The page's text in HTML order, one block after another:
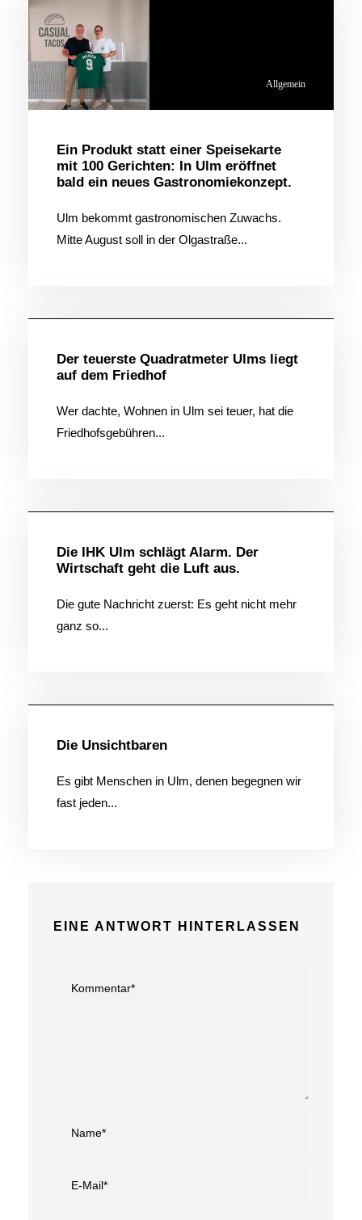
Allgemein
Ein Produkt statt einer Speisekarte
mit 100 Gerichten: In Ulm eröffnet
bald ein neues Gastronomiekonzept.
Ulm bekommt gastronomischen Zuwachs.
Mitte August soll in der Olgastraße...
Der teuerste Quadratmeter Ulms liegt
auf dem Friedhof
Wer dachte, Wohnen in Ulm sei teuer, hat die
Friedhofsgebühren...
Die IHK Ulm schlägt Alarm. Der
Wirtschaft geht die Luft aus.
Die gute Nachricht zuerst: Es geht nicht mehr
ganz so...
Die Unsichtbaren
Es gibt Menschen in Ulm, denen begegnen wir
fast jeden...
EINE ANTWORT HINTERLASSEN